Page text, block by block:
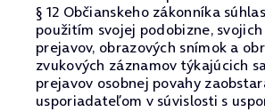
§ 12 Občianskeho zákonníka
použitím svojej podobizne,
prejavov, obrazových snímok a
zvukových záznamov týkajúcich
prejavov osobnej povahy
usporiadateľom v súvislosti s